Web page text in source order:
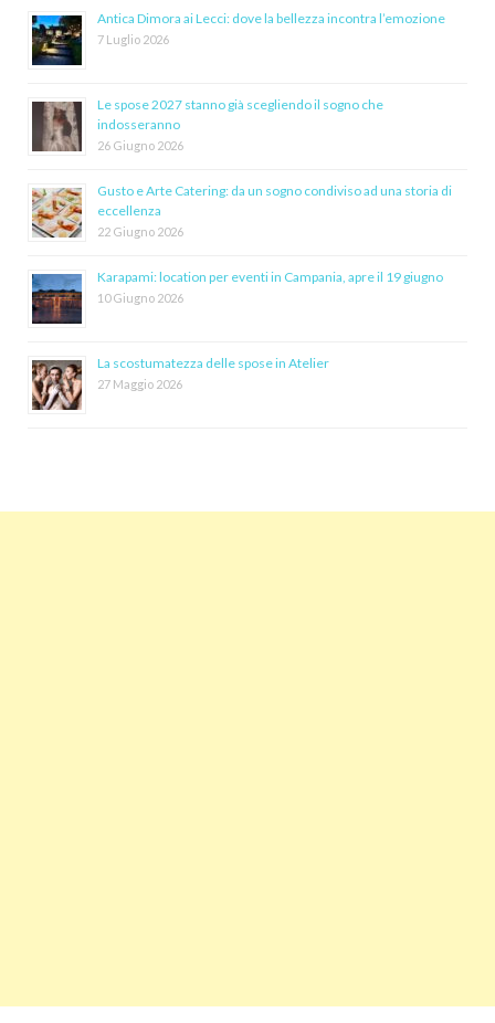
Antica Dimora ai Lecci: dove la bellezza incontra l’emozione
7 Luglio 2026
Le spose 2027 stanno già scegliendo il sogno che
indosseranno
26 Giugno 2026
Gusto e Arte Catering: da un sogno condiviso ad una storia di
eccellenza
22 Giugno 2026
Karapami: location per eventi in Campania, apre il 19 giugno
10 Giugno 2026
La scostumatezza delle spose in Atelier
27 Maggio 2026